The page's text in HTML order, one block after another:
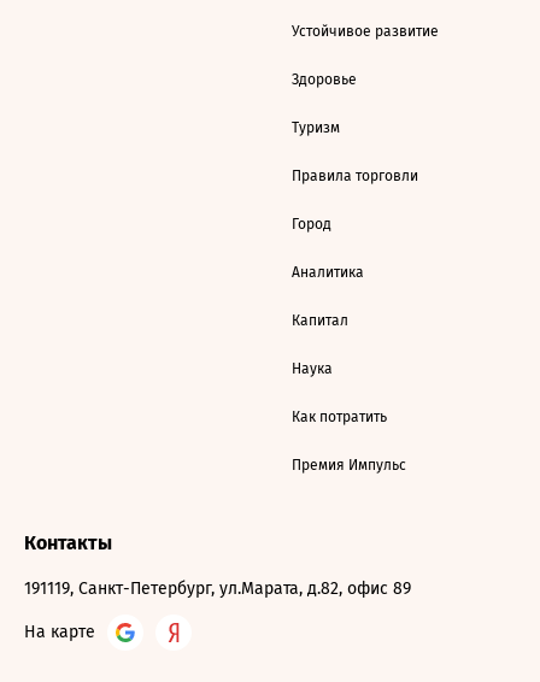
Устойчивое развитие
Здоровье
Туризм
Правила торговли
Город
Аналитика
Капитал
Наука
Как потратить
Премия Импульс
Контакты
191119, Санкт-Петербург, ул.Марата, д.82, офис 89
На карте